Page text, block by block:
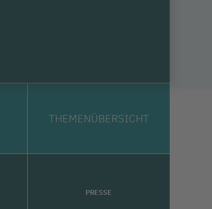
THEMENÜBERSICHT
PRESSE